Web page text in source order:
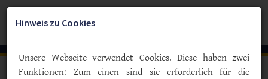
Zum
Hauptinhalt
Hinweis zu Cookies
Unsere Webseite verwendet Cookies. Diese haben zwei
Funktionen: Zum einen sind sie erforderlich für die